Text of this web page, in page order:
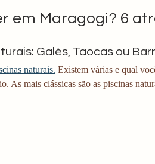
em Maragogi? 6
Galés, Taocas ou
naturais. Existem várias e qual
As mais clássicas são as piscinas